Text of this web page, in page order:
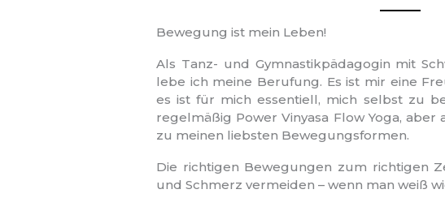
Bewegung ist mein Leben!
Als Tanz- und Gymnastikpädagogin mit
lebe ich meine Berufung. Es ist mir eine
es ist für mich essentiell, mich selbst zu
regelmäßig Power Vinyasa Flow Yoga,
zu meinen liebsten Bewegungsformen.
Die richtigen Bewegungen zum richtigen
und Schmerz vermeiden – wenn man weiß